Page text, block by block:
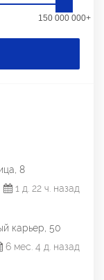
150 000 000+
8
1 д. 22 ч. назад
карьер, 50
6 мес. 4 д. назад